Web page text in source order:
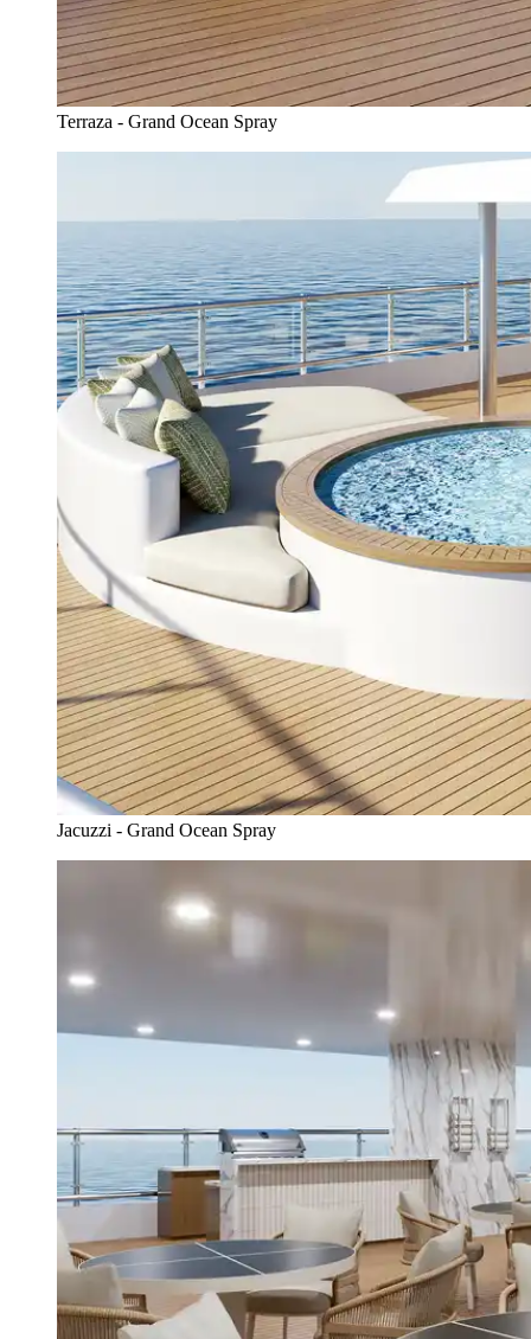
Terraza - Grand Ocean Spray
Jacuzzi - Grand Ocean Spray